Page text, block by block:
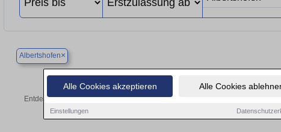
Alle Cookies akzeptieren Alle Cookies
Einstellungen
Albertshofen×
Finden Sie in Albertshofen Ihren gebrauchten
Entdecken Sie in Albertshofen gebrauchte Seat Fahrzeuge. Von Kleinwagen
Albertshofen von